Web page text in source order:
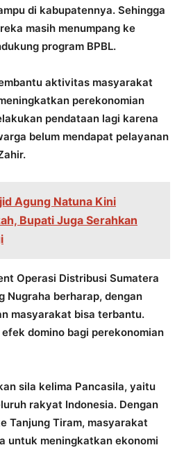
di kabupatennya. Sehingga
masih menumpang ke
program BPBL.
aktivitas masyarakat
perekonomian
pendataan lagi karena
belum mendapat pelayanan
Agung Natuna Kini
Bupati Juga Serahkan
Operasi Distribusi Sumatera
Nugraha berharap, dengan
masyarakat bisa terbantu.
domino bagi perekonomian
sila kelima Pancasila, yaitu
rakyat Indonesia. Dengan
Tanjung Tiram, masyarakat
untuk meningkatkan ekonomi